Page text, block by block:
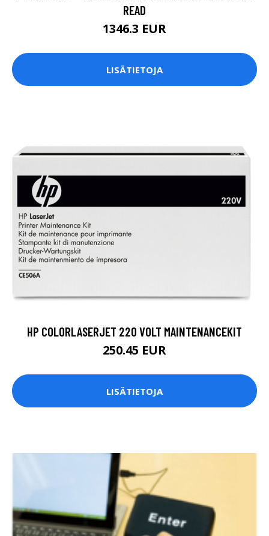
READ
1346.3 EUR
LISÄTIETOJA
HP COLORLASERJET 220 VOLT MAINTENANCEKIT
250.45 EUR
LISÄTIETOJA